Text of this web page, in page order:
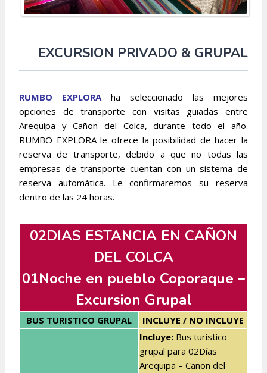
EXCURSION PRIVADO & GRUPAL
RUMBO EXPLORAha seleccionado las mejores
opciones de transporte con visitas guiadas entre
Arequipa y Cañon del Colca, durante todo el año.
RUMBO EXPLORA le ofrece la posibilidad de hacer la
reserva de transporte, debido a que no todas las
empresas de transporte cuentan con un sistema de
reserva automática. Le confirmaremos su reserva
dentro de las 24 horas.
02DIAS ESTANCIA EN CAÑON
DEL COLCA
01Noche en pueblo Coporaque –
Excursion Grupal
BUS TURISTICO GRUPAL INCLUYE / NO INCLUYE
Incluye: Bus turístico
grupal para 02Días
Arequipa – Cañon del